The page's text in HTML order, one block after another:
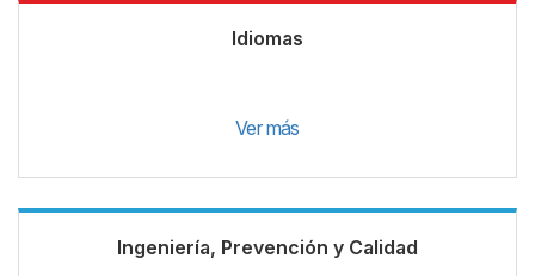
Idiomas
Ver más
Ingeniería, Prevención y Calidad